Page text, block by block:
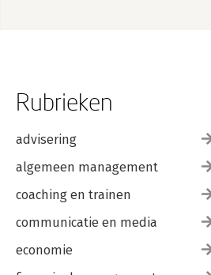
Rubrieken
advisering
algemeen management
coaching en trainen
communicatie en media
economie